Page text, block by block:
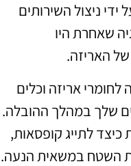
ניצול השירותים
שאחרת היו
האריזה.
לחומרי אריזה וכלים
שלך במהלך ההובלה.
כיצד לתייג קופסאות,
השטח במשאית הנעה.